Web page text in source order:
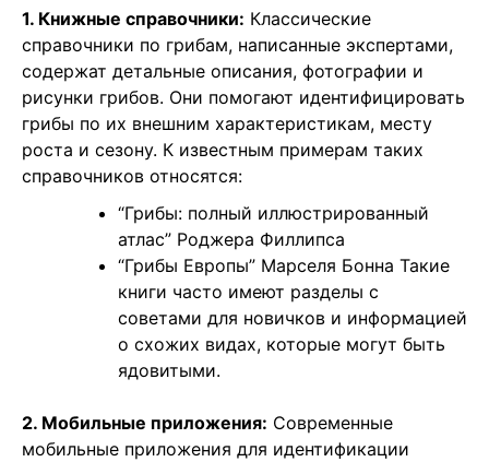
1. Книжные справочники: Классические
справочники по грибам, написанные экспертами,
содержат детальные описания, фотографии и
рисунки грибов. Они помогают идентифицировать
грибы по их внешним характеристикам, месту
роста и сезону. К известным примерам таких
справочников относятся:
“Грибы: полный иллюстрированный
атлас” Роджера Филлипса
“Грибы Европы” Марселя Бонна Такие
книги часто имеют разделы с
советами для новичков и информацией
о схожих видах, которые могут быть
ядовитыми.
2. Мобильные приложения: Современные
мобильные приложения для идентификации